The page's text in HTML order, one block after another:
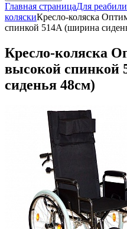
Главная страницаДля
коляскиКресло-коляска
спинкой 514A (ширина
Кресло-коляска
высокой спинкой
сиденья 48см)